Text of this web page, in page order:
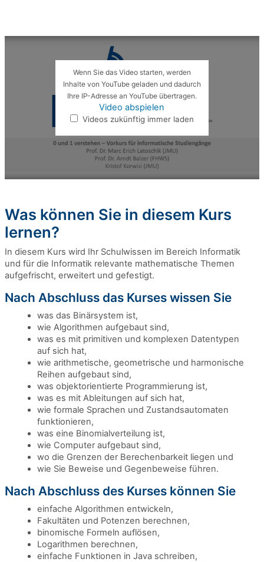
Wenn Sie das Video starten, werden
Inhalte von YouTube geladen und dadurch
Ihre IP-Adresse an YouTube übertragen.
Video abspielen
Videos zukünftig immer laden
Was können Sie in diesem Kurs
lernen?
In diesem Kurs wird Ihr Schulwissen im Bereich Informatik
und für die Informatik relevante mathematische Themen
aufgefrischt, erweitert und gefestigt.
Nach Abschluss das Kurses wissen Sie
was das Binärsystem ist,
wie Algorithmen aufgebaut sind,
was es mit primitiven und komplexen Datentypen
auf sich hat,
wie arithmetische, geometrische und harmonische
Reihen aufgebaut sind,
was objektorientierte Programmierung ist,
was es mit Ableitungen auf sich hat,
wie formale Sprachen und Zustandsautomaten
funktionieren,
was eine Binomialverteilung ist,
wie Computer aufgebaut sind,
wo die Grenzen der Berechenbarkeit liegen und
wie Sie Beweise und Gegenbeweise führen.
Nach Abschluss des Kurses können Sie
einfache Algorithmen entwickeln,
Fakultäten und Potenzen berechnen,
binomische Formeln auflösen,
Logarithmen berechnen,
einfache Funktionen in Java schreiben,